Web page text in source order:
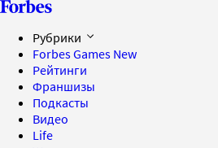
Рубрики
Forbes Games New
Рейтинги
Франшизы
Подкасты
Видео
Life